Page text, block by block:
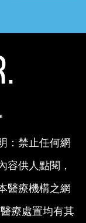
：禁止任何網
容供人點閱，
醫療機構之網
療處置均有其